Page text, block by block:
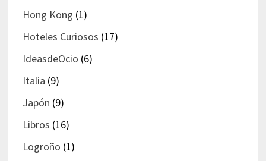
Hong Kong (1)
Hoteles Curiosos (17)
IdeasdeOcio (6)
Italia (9)
Japón (9)
Libros (16)
Logroño (1)